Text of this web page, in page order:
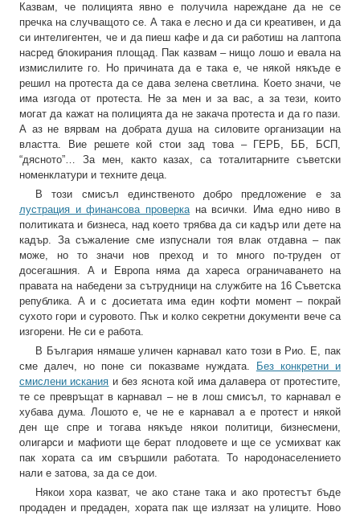
Казвам, че полицията явно е получила нареждане да не се
пречка на случващото се. А така е лесно и да си креативен, и да
си интелигентен, че и да пиеш кафе и да си работиш на лаптопа
насред блокирания площад. Пак казвам – нищо лошо и евала на
измислилите го. Но причината да е така е, че някой някъде е
решил на протеста да се дава зелена светлина. Което значи, че
има изгода от протеста. Не за мен и за вас, а за тези, които
могат да кажат на полицията да не закача протеста и да го пази.
А аз не вярвам на добрата душа на силовите организации на
властта. Вие решете кой стои зад това – ГЕРБ, ББ, БСП,
“дясното”… За мен, както казах, са тоталитарните съветски
номенклатури и техните деца.
В този смисъл единственото добро предложение е за
лустрация и финансова проверкана всички. Има едно ниво в
политиката и бизнеса, над което трябва да си кадър или дете на
кадър. За съжаление сме изпуснали тоя влак отдавна – пак
може, но то значи нов преход и то много по-труден от
досегашния. А и Европа няма да хареса ограничаването на
правата на набедени за сътрудници на службите на 16 Съветска
република. А и с досиетата има един кофти момент – покрай
сухото гори и суровото. Пък и колко секретни документи вече са
изгорени. Не си е работа.
В България нямаше уличен карнавал като този в Рио. Е, пак
сме далеч, но поне си показваме нуждата.
Без конкретни и
смислени искания и без яснота кой има далавера от протестите,
те се превръщат в карнавал – не в лош смисъл, то карнавал е
хубава дума. Лошото е, че не е карнавал а е протест и някой
ден ще спре и тогава някъде някои политици, бизнесмени,
олигарси и мафиоти ще берат плодовете и ще се усмихват как
пак хората са им свършили работата. То народонаселението
нали е затова, за да се дои.
Някои хора казват, че ако стане така и ако протестът бъде
продаден и предаден, хората пак ще излязат на улиците. Ново